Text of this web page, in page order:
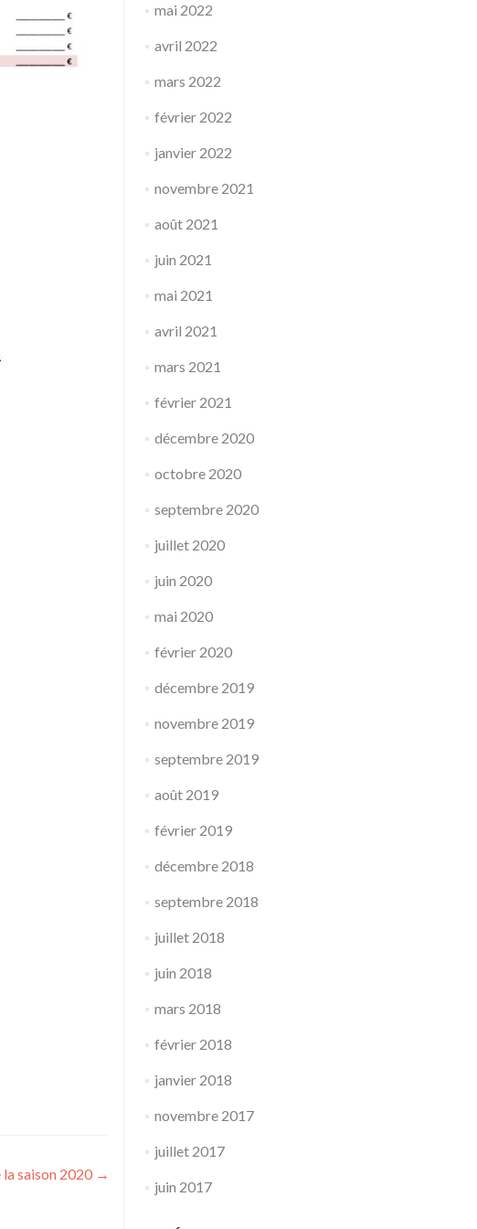
saison 2020 →
mai 2022
avril 2022
mars 2022
février 2022
janvier 2022
novembre 2021
août 2021
juin 2021
mai 2021
avril 2021
mars 2021
février 2021
décembre 2020
octobre 2020
septembre 2020
juillet 2020
juin 2020
mai 2020
février 2020
décembre 2019
novembre 2019
septembre 2019
août 2019
février 2019
décembre 2018
septembre 2018
juillet 2018
juin 2018
mars 2018
février 2018
janvier 2018
novembre 2017
juillet 2017
juin 2017